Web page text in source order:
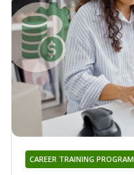
CAREER TRAINING PROGRAM